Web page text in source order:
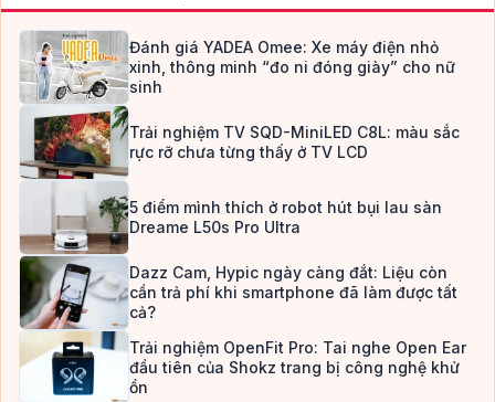
Đánh giá YADEA Omee: Xe máy điện nhỏ
xinh, thông minh “đo ni đóng giày” cho nữ
sinh
Trải nghiệm TV SQD-MiniLED C8L: màu sắc
rực rỡ chưa từng thấy ở TV LCD
5 điểm mình thích ở robot hút bụi lau sàn
Dreame L50s Pro Ultra
Dazz Cam, Hypic ngày càng đắt: Liệu còn
cần trả phí khi smartphone đã làm được tất
cả?
Trải nghiệm OpenFit Pro: Tai nghe Open Ear
đầu tiên của Shokz trang bị công nghệ khử
ồn